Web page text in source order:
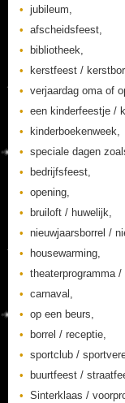
jubileum,
afscheidsfeest,
bibliotheek,
kerstfeest /
verjaardag oma of
een kinderfeestje /
kinderboekenweek,
speciale dagen
bedrijfsfeest,
opening,
bruiloft / huwelijk,
nieuwjaarsborrel /
housewarming,
theaterprogramma
carnaval,
op een beurs,
borrel / receptie,
sportclub /
buurtfeest /
Sinterklaas /